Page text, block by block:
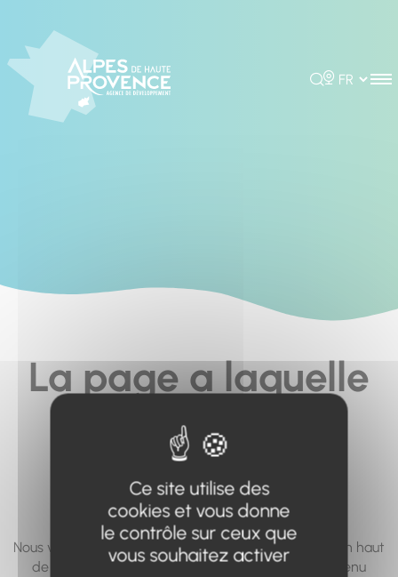
Rechercher
Choisir la
La page a laquelle
vous cherchez à
accéder n'existe
pas... ou plus.
Nous vous invitons à utiliser le moteur de recherche en haut
de page, ou à utiliser le menu pour trouver le contenu
Ce site utilise des
cookies et vous donne
le contrôle sur ceux que
vous souhaitez activer